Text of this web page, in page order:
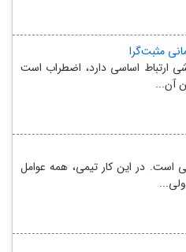
مثبت‌گرا
ارتباط اساسی دارد، اضطراب است
آن‌...
است. در این کار تیمی، همه عوامل